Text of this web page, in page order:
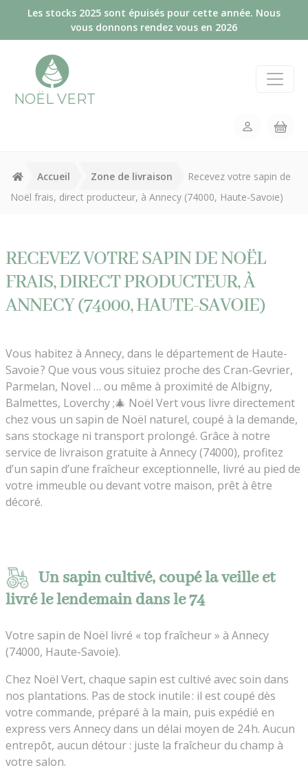
Panneau de gestion des cookies
Les stocks 2025 sont épuisés pour cette année. Nous
vous donnons rendez vous en 2026
NOËL VERT
Accueil Zone de livraison
Recevez votre sapin de
Noël frais, direct producteur, à Annecy (74000, Haute-Savoie)
RECEVEZ VOTRE SAPIN DE NOËL
FRAIS, DIRECT PRODUCTEUR, À
ANNECY (74000, HAUTE-SAVOIE)
Vous habitez à Annecy, dans le département de Haute-
Savoie ? Que vous vous situiez proche des Cran-Gevrier,
Parmelan, Novel … ou même à proximité de Albigny,
Balmettes, Loverchy ;🎄 Noël Vert vous livre directement
chez vous un sapin de Noël naturel, coupé à la demande,
sans stockage ni transport prolongé. Grâce à notre
service de livraison gratuite à Annecy (74000), profitez
d’un sapin d’une fraîcheur exceptionnelle, livré au pied de
votre immeuble ou devant votre maison, prêt à être
décoré.
Un sapin cultivé, coupé la veille et
livré le lendemain dans le 74
Votre sapin de Noël livré « top fraîcheur » à Annecy
(74000, Haute-Savoie).
Chez Noël Vert, chaque sapin est cultivé avec soin dans
nos plantations. Pas de stock inutile : il est coupé dès
votre commande, préparé à la main, puis expédié en
express vers Annecy dans un délai moyen de 24 h. Aucun
entrepôt, aucun détour : juste la fraîcheur du champ à
votre salon.